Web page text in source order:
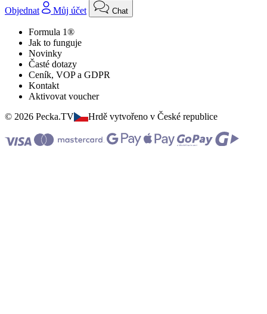
Objednat
Můj účet Chat
Formula 1®
Jak to funguje
Novinky
Časté dotazy
Ceník, VOP a GDPR
Kontakt
Aktivovat voucher
© 2026 Pecka.TV
Hrdě vytvořeno v České republice